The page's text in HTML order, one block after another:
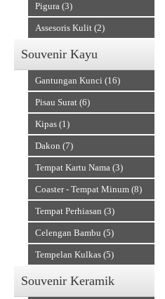
Pigura (3)
Assesoris Kulit (2)
Souvenir Kayu
Gantungan Kunci (16)
Pisau Surat (6)
Kipas (1)
Dakon (7)
Tempat Kartu Nama (3)
Coaster - Tempat Minum (8)
Tempat Perhiasan (3)
Celengan Bambu (5)
Tempelan Kulkas (5)
Souvenir Keramik